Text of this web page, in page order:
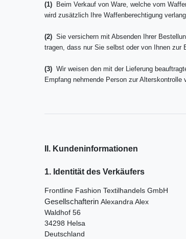
(1) Beim Verkauf von Ware, welche vom
wird zusätzlich Ihre Waffenberechtigung
(2) Sie versichern mit Absenden Ihrer
tragen, dass nur Sie selbst oder von Ihnen zur
(3) Wir weisen den mit der Lieferung
Empfang nehmende Person zur Alterskontrolle
II. Kundeninformationen
1. Identität des Verkäufers
Frontline Fashion Textilhandels GmbH
Gesellschafterin Alexandra Alex
Waldhof 56
34298 Helsa
Deutschland